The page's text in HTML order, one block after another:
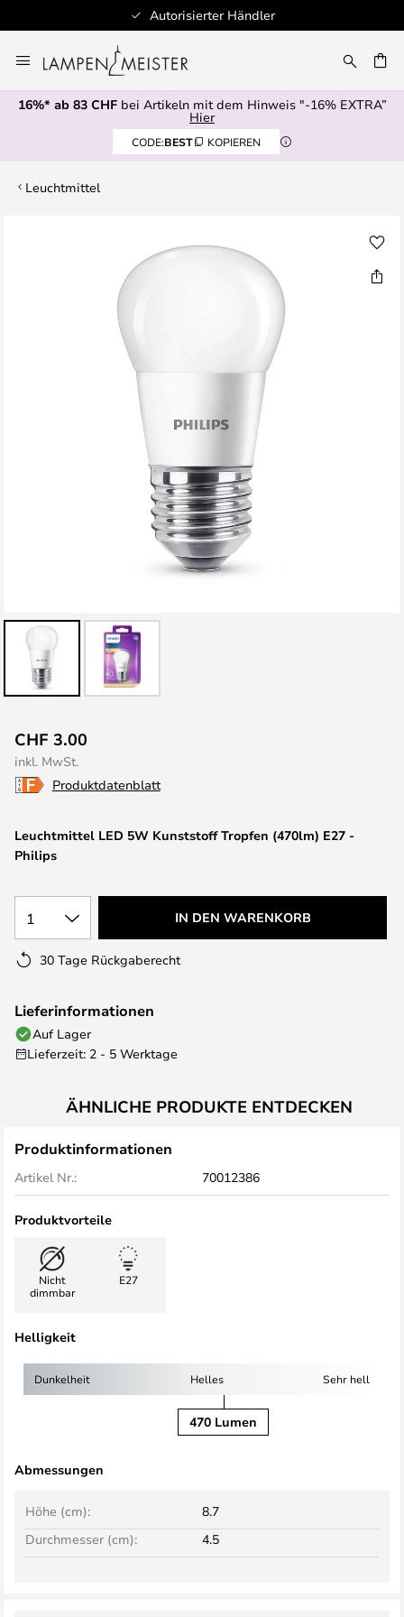
Autorisierter Händler
Inhalt
springen
16%* ab 83 CHFbei Artikeln mit dem Hinweis "-16% EXTRA”
Hier
CODE:BEST KOPIEREN
Leuchtmittel
Anfang
der
Bildgalerie
Leuchtmittel LED 5W Kunststoff Tropfen (470lm) E27 -
Philips
CHF 3.00
inkl. MwSt.
Produktdatenblatt
1 IN DEN WARENKORB
30 Tage Rückgaberecht
Lieferinformationen
Auf Lager
Lieferzeit: 2 - 5 Werktage
ÄHNLICHE PRODUKTE ENTDECKEN
Produktinformationen
Artikel Nr.: 70012386
Produktvorteile
Nicht
dimmbar
E27
Helligkeit
Dunkelheit Helles Sehr hell
470 Lumen
Abmessungen
Höhe (cm):
8.7
Durchmesser (cm):
4.5